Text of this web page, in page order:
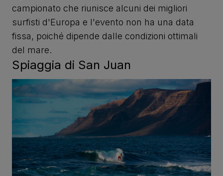
campionato che riunisce alcuni dei migliori
surfisti d'Europa e l'evento non ha una data
fissa, poiché dipende dalle condizioni ottimali
del mare.
Spiaggia di San Juan